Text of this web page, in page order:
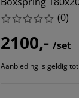
(0)
2100,- /set
Aanbieding is geldig